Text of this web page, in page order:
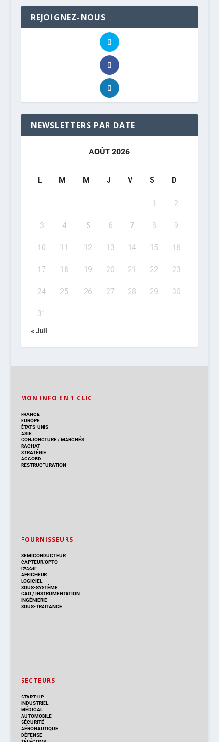
REJOIGNEZ-NOUS
NEWSLETTERS PAR DATE
AOÛT 2026
L M M J V S D
1 2
3 4 5 6 7 8 9
10 11 12 13 14 15 16
17 18 19 20 21 22 23
24 25 26 27 28 29 30
31
« Juil
MON INFO EN 1 CLIC
FRANCE
EUROPE
ÉTATS-UNIS
ASIE
CONJONCTURE/MARCHÉS
RACHAT
STRATÉGIE
ACCORD
RESTRUCTURATION
FOURNISSEURS
SEMICONDUCTEUR
CAPTEUR/OPTO
PASSIF
AFFICHEUR
LOGICIEL
SOUS-SYSTÈME
CAO/INSTRUMENTATION
INGÉNIERIE
SOUS-TRAITANCE
SECTEURS
START-UP
INDUSTRIEL
MÉDICAL
AUTOMOBILE
SÉCURITÉ
AÉRONAUTIQUE
DÉFENSE